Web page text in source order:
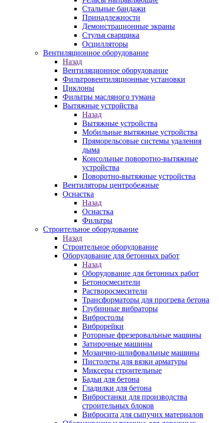
Стальные бандажи
Принадлежности
Демонстрационные экраны
Стулья сварщика
Осцилляторы
Вентиляционное оборудование
Назад
Вентиляционное оборудование
Фильтровентиляционные установки
Циклоны
Фильтры масляного тумана
Вытяжные устройства
Назад
Вытяжные устройства
Мобильные вытяжные устройства
Пряморельсовые системы удаления
дыма
Консольные поворотно-вытяжные
устройства
Поворотно-вытяжные устройства
Вентиляторы центробежные
Оснастка
Назад
Оснастка
Фильтры
Строительное оборудование
Назад
Строительное оборудование
Оборудование для бетонных работ
Назад
Оборудование для бетонных работ
Бетоносмесители
Растворосмесители
Трансформаторы для прогрева бетона
Глубинные вибраторы
Вибростолы
Виброрейки
Роторные фрезеровальные машины
Затирочные машины
Мозаично-шлифовальные машины
Пистолеты для вязки арматуры
Миксеры строительные
Бадьи для бетона
Гладилки для бетона
Вибростанки для производства
строительных блоков
Вибросита для сыпучих материалов